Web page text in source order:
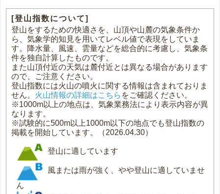
[登山指数について]
登山をするための快適さを、山頂や山麓の気象条件か
ら、気象学的知見を用いてレベル値で表現をしていま
す。降水量、風速、雲量などを総合的に考慮し、気象条
件を独自計算したものです。
また山頂付近の天気は麓付近とは異なる場合があります
ので、ご注意ください。
登山指数には火山の噴火に関する情報は含まれておりま
せん。 火山情報の詳細はこちら をご確認ください。
※1000m以上の地点は、気象業務法により表示内容が異
なります。
※試験的に500m以上1000m以下の地点でも登山指数の
掲載を開始しています。（2026.04.30）
登山に適しています
風または雨が強く、やや登山に適していませ
ん